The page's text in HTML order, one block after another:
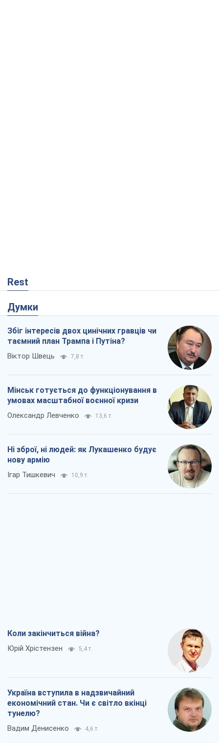
Rest
Думки
Збіг інтересів двох цинічних гравців чи
таємний план Трампа і Путіна?
Віктор Швець 7,8 т.
Мінськ готується до функціонування в
умовах масштабної воєнної кризи
Олександр Левченко 13,6 т.
Ні зброї, ні людей: як Лукашенко будує
нову армію
Ігар Тишкевич 10,9 т.
Коли закінчиться війна?
Юрій Хрістензен 5,4 т.
Україна вступила в надзвичайний
економічний стан. Чи є світло вкінці
тунелю?
Вадим Денисенко 4,6 т.